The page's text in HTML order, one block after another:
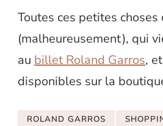
Toutes ces petites choses
(malheureusement), qui
au billet Roland Garros,
disponibles sur la
ROLAND GARROS